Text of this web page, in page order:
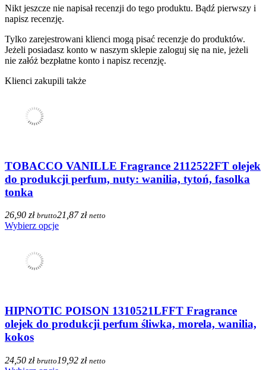
Nikt jeszcze nie napisał recenzji do tego produktu. Bądź pierwszy i
napisz recenzję.
Tylko zarejestrowani klienci mogą pisać recenzje do produktów.
Jeżeli posiadasz konto w naszym sklepie zaloguj się na nie, jeżeli
nie załóż bezpłatne konto i napisz recenzję.
Klienci zakupili także
TOBACCO VANILLE Fragrance 2112522FT olejek
do produkcji perfum, nuty: wanilia, tytoń, fasolka
tonka
26,90 zł brutto21,87 zł netto
Wybierz opcje
HIPNOTIC POISON 1310521LFFT Fragrance
olejek do produkcji perfum śliwka, morela, wanilia,
kokos
24,50 zł brutto 19,92 zł netto